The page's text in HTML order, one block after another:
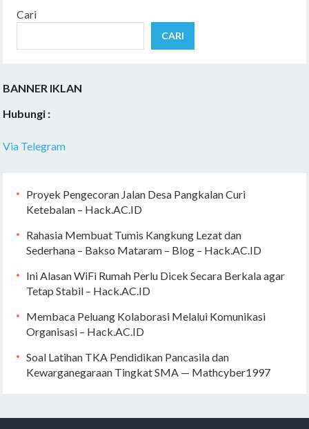
Cari
CARI
BANNER IKLAN
Hubungi :
Via Telegram
Proyek Pengecoran Jalan Desa Pangkalan Curi
Ketebalan – Hack.AC.ID
Rahasia Membuat Tumis Kangkung Lezat dan
Sederhana – Bakso Mataram – Blog – Hack.AC.ID
Ini Alasan WiFi Rumah Perlu Dicek Secara Berkala agar
Tetap Stabil – Hack.AC.ID
Membaca Peluang Kolaborasi Melalui Komunikasi
Organisasi – Hack.AC.ID
Soal Latihan TKA Pendidikan Pancasila dan
Kewarganegaraan Tingkat SMA — Mathcyber1997